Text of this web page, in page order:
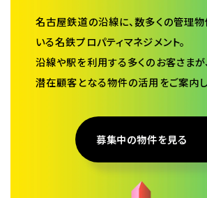
名古屋鉄道の沿線に、数多くの管理
いる名鉄プロパティマネジメント。
沿線や駅を利用する多くのお客さまが、
潜在顧客となる物件の活用をご案内し
募集中の物件を見る